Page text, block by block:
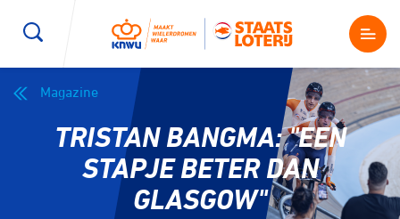
Kenniscentrum
Magazine
TRISTAN BANGMA: "EEN
STAPJE BETER DAN
GLASGOW"
Wegwielrennen Mountainbiken
E-Racing
Kunstwielrijden ID-Cycling